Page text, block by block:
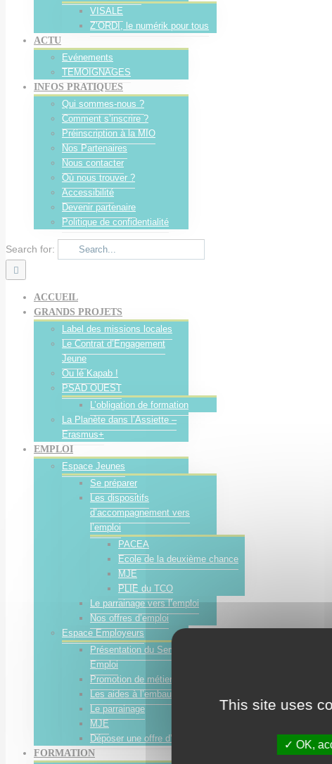
VISALE
Z’ORDI, le numérik pour tous
ACTU
Evénements
TEMOIGNAGES
INFOS PRATIQUES
Qui sommes-nous ?
Comment s’inscrire ?
Préinscription à la MIO
Nos Partenaires
Nous contacter
Où nous trouver ?
Accessibilité
Devenir partenaire
Politique de confidentialité
Search for:
ACCUEIL
GRANDS PROJETS
Label des missions locales
Le Contrat d’Engagement
Jeune
Ou lé Kapab !
PSAD OUEST
L’obligation de formation
La Planète dans l’Assiette –
Erasmus+
EMPLOI
Espace Jeunes
Se préparer
Les dispositifs
d’accompagnement vers
l’emploi
PACEA
Ecole de la deuxième chance
MJE
PLIE du TCO
Le parrainage vers l’emploi
Nos offres d’emploi
Espace Employeurs
Présentation du Service
Emploi
Promotion de métiers
Les aides à l’embauche
Le parrainage
MJE
Déposer une offre d’emploi
FORMATION
This site uses
OK,